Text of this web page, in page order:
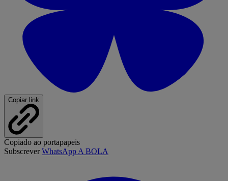
Copiar link
Copiado ao portapapeis
SubscreverWhatsApp A BOLA